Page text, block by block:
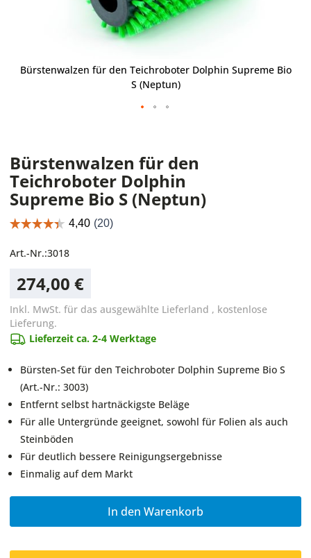
Bürstenwalzen für den Teichroboter Dolphin Supreme Bio
S (Neptun)
Bürstenwalzen für den
Teichroboter Dolphin
Supreme Bio S (Neptun)
Art.-Nr.:3018
274,00 €
Inkl. MwSt. für das ausgewählte Lieferland , kostenlose
Lieferung.
Lieferzeit ca. 2-4 Werktage
Bürsten-Set für den Teichroboter Dolphin Supreme Bio S
(Art.-Nr.: 3003)
Entfernt selbst hartnäckigste Beläge
Für alle Untergründe geeignet, sowohl für Folien als auch
Steinböden
Für deutlich bessere Reinigungsergebnisse
Einmalig auf dem Markt
In den Warenkorb